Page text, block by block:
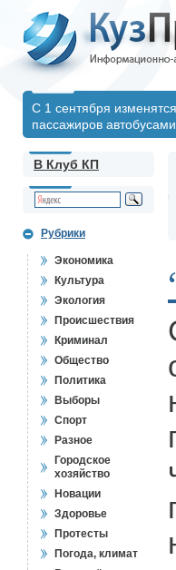
С 1 сентября
пассажиров
В Клуб КП
Рубрики
Экономика
Культура
Экология
Происшествия
Криминал
Общество
Политика
Выборы
Спорт
Разное
Городское
хозяйство
Новации
Здоровье
Протесты
Погода, климат